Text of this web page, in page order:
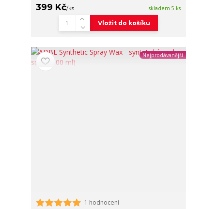
399 Kč/ks skladem 5 ks
Vložit do košíku
Nejprodávanější
1 hodnocení